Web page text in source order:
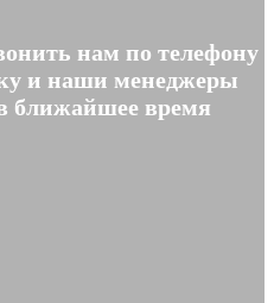
нам по телефону
и наши менеджеры
ближайшее время